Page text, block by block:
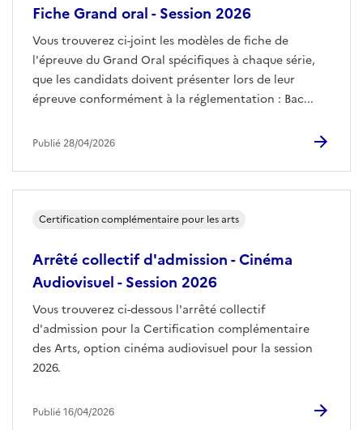
Fiche Grand oral - Session 2026
Vous trouverez ci-joint les modèles de fiche de
l'épreuve du Grand Oral spécifiques à chaque série,
que les candidats doivent présenter lors de leur
épreuve conformément à la réglementation : Bac...
Publié 28/04/2026
Arrêté collectif d'admission - Cinéma
Audiovisuel - Session 2026
Vous trouverez ci-dessous l'arrêté collectif
d'admission pour la Certification complémentaire
des Arts, option cinéma audiovisuel pour la session
2026.
Certification complémentaire pour les arts
Publié 16/04/2026